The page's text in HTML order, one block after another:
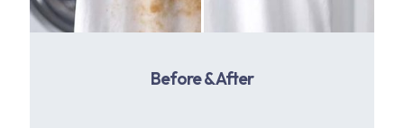
Before & After